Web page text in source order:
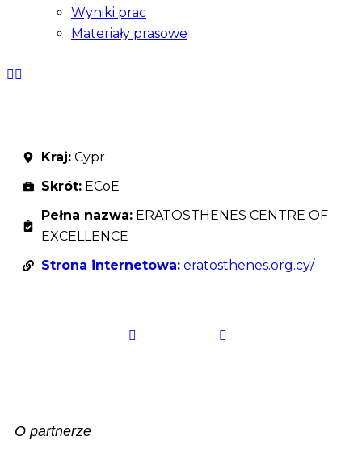
Wyniki prac
Materiały prasowe
Kraj:Cypr
Skrót:ECoE
Pełna nazwa:ERATOSTHENES CENTRE OF
EXCELLENCE
Strona internetowa:eratosthenes.org.cy/
O partnerze